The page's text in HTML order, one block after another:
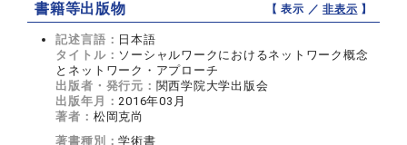
書籍等出版物 【 表示 ／非表示 】
記述言語： 日本語
タイトル： ソーシャルワークにおけるネットワーク概念
とネットワーク・アプローチ
出版者・発行元： 関西学院大学出版会
出版年月：2016年03月
著者： 松岡克尚
著書種別：学術書